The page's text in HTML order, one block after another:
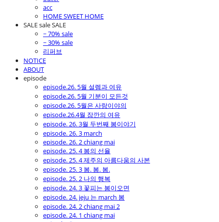
acc
HOME SWEET HOME
SALE sale SALE
~ 70% sale
~ 30% sale
리퍼브
NOTICE
ABOUT
episode
episode.26. 5월 설렘과 여유
episode.26. 5월 기분이 모든것
episode.26. 5월은 사랑이야의
episode.26.4월 잠깐의 여유
episode. 26. 3월 두번째 봄이야기
episode. 26. 3 march
episode. 26. 2 chiang mai
episode. 25. 4 봄의 선율
episode. 25. 4 제주의 아름다움의 사본
episode. 25. 3 봄. 봄. 봄.
episode. 25. 2 나의 행복
episode. 24. 3 꽃피는 봄이오면
episode. 24. jeju 는 march 봄
episode. 24. 2 chiang mai 2
episode. 24. 1 chiang mai